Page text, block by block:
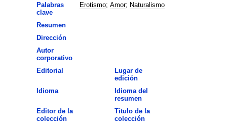
Palabras
clave
Erotismo; Amor; Naturalismo
Resumen
Dirección
Autor
corporativo
Editorial
Lugar de
edición
Idioma
Idioma del
resumen
Editor de la
colección
Título de la
colección